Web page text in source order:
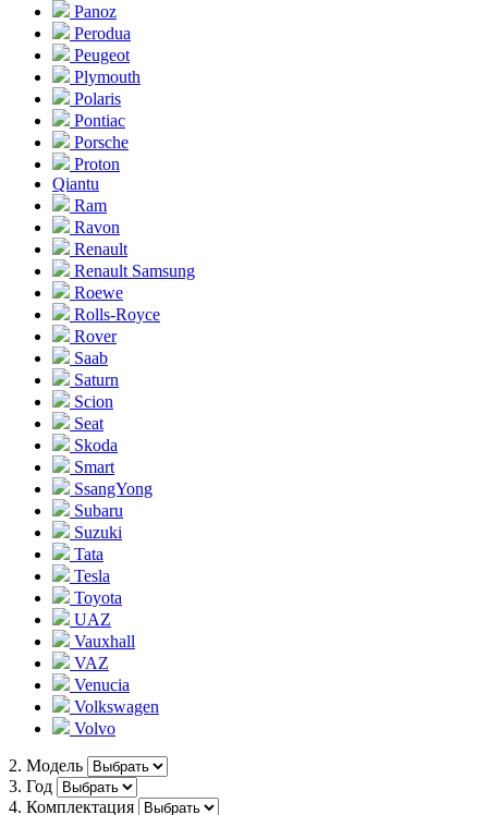
Panoz
Perodua
Peugeot
Plymouth
Polaris
Pontiac
Porsche
Proton
Qiantu
Ram
Ravon
Renault
Renault Samsung
Roewe
Rolls-Royce
Rover
Saab
Saturn
Scion
Seat
Skoda
Smart
SsangYong
Subaru
Suzuki
Tata
Tesla
Toyota
UAZ
Vauxhall
VAZ
Venucia
Volkswagen
Volvo
2. Модель
3. Год
4. Комплектация